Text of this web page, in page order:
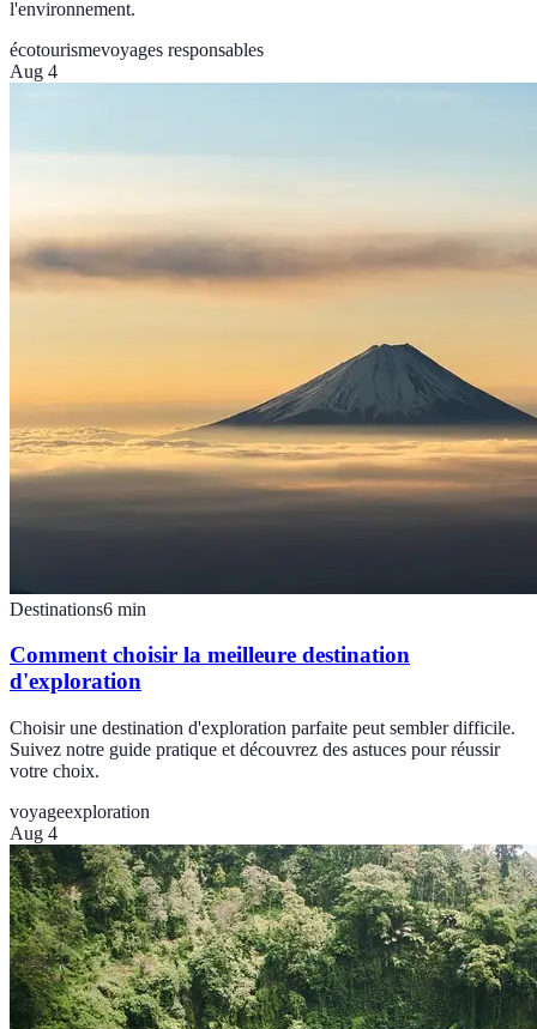
l'environnement.
écotourismevoyages responsables
Aug 4
Destinations6 min
Comment choisir la meilleure destination
d'exploration
Choisir une destination d'exploration parfaite peut sembler difficile.
Suivez notre guide pratique et découvrez des astuces pour réussir
votre choix.
voyageexploration
Aug 4